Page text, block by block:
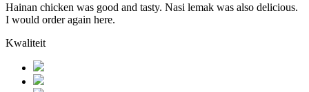
Hainan chicken was good and tasty. Nasi lemak was also delicious.
I would order again here.
Kwaliteit